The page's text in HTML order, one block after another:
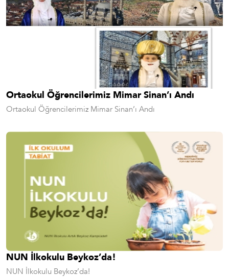
Ortaokul Öğrencilerimiz Mimar Sinan’ı Andı
Ortaokul Öğrencilerimiz Mimar Sinan’ı Andı
NUN İlkokulu Beykoz’da!
NUN İlkokulu Beykoz’da!